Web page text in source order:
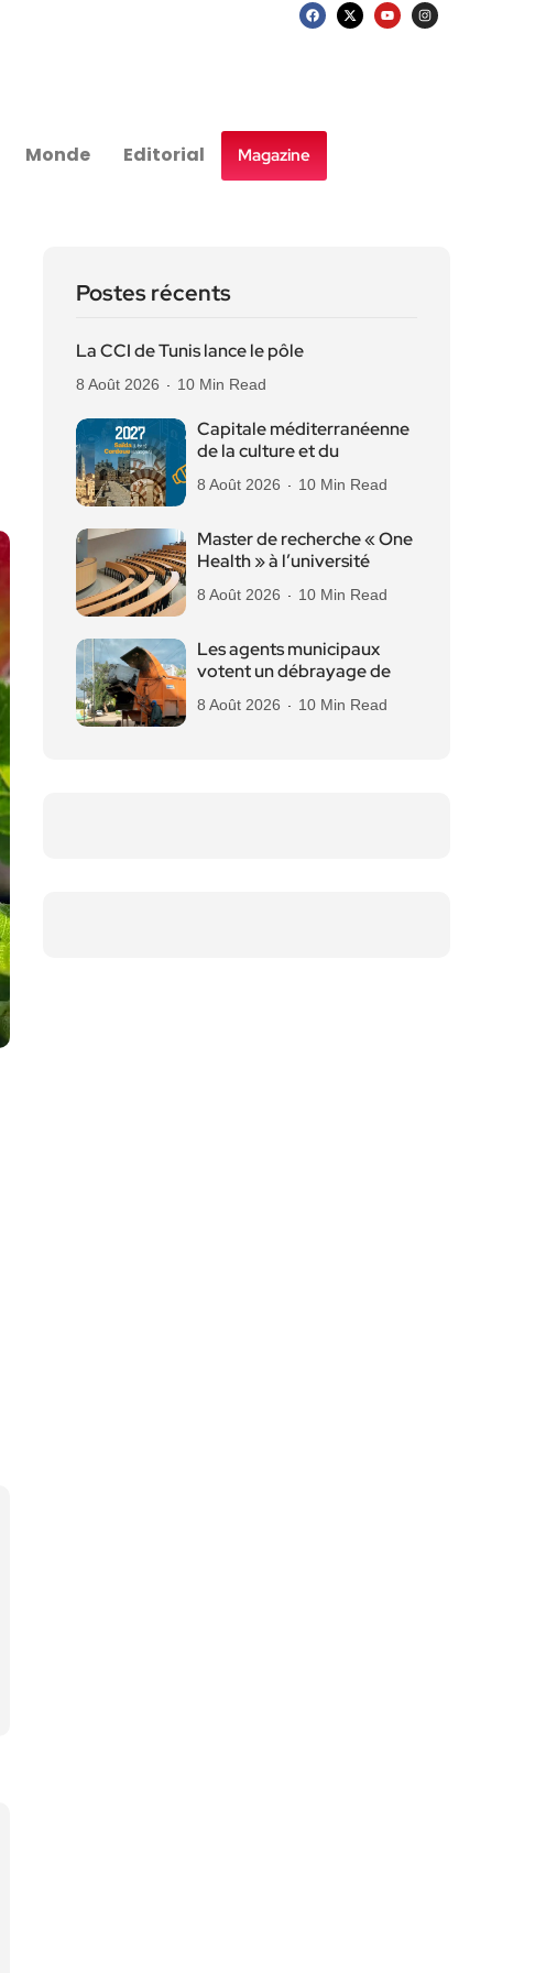
Monde Editorial Magazine
Postes récents
La CCI de Tunis lance le pôle
8 Août 2026 10 Min Read
Capitale méditerranéenne
de la culture et du
8 Août 2026 10 Min Read
Master de recherche « One
Health » à l’université
8 Août 2026 10 Min Read
Les agents municipaux
votent un débrayage de
8 Août 2026 10 Min Read